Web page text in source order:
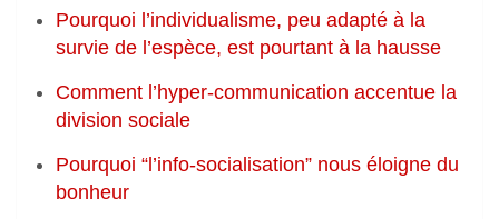
Pourquoi l’individualisme, peu adapté à la
survie de l’espèce, est pourtant à la hausse
Comment l’hyper-communication accentue la
division sociale
Pourquoi “l’info-socialisation” nous éloigne du
bonheur